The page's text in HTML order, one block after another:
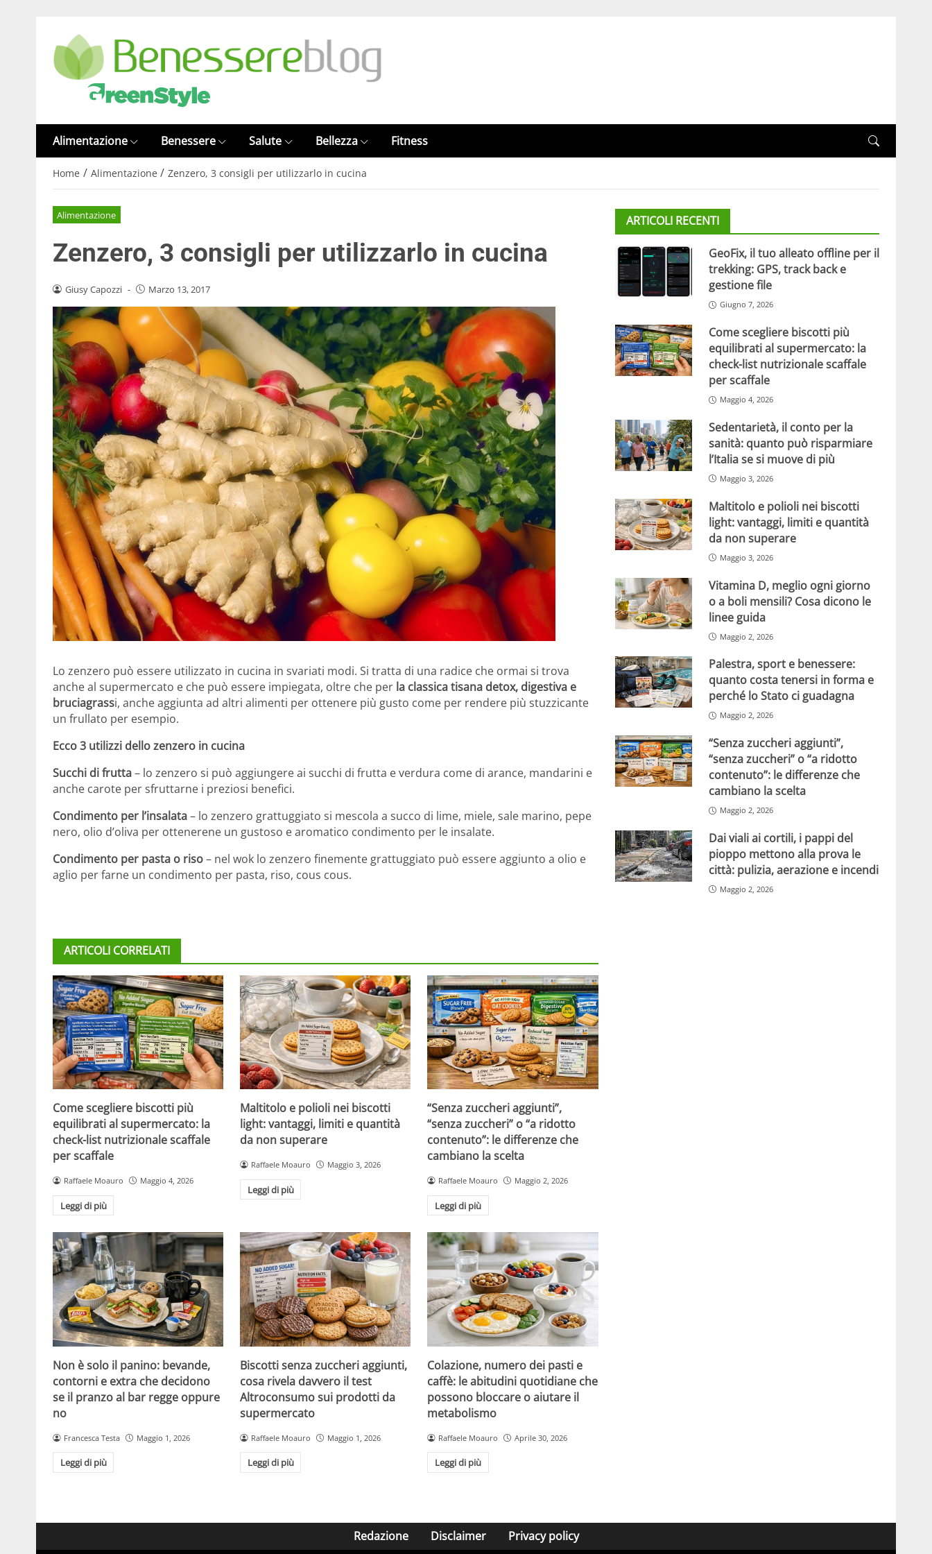
Alimentazione Benessere Salute Bellezza Fitness
Home / Alimentazione / Zenzero, 3 consigli per utilizzarlo in cucina
Alimentazione
Zenzero, 3 consigli per utilizzarlo in cucina
Giusy Capozzi - Marzo 13, 2017
Lo zenzero può essere utilizzato in cucina in svariati modi. Si tratta di una radice che ormai si trova
anche al supermercato e che può essere impiegata, oltre che per la classica tisana detox, digestiva e
bruciagrassi, anche aggiunta ad altri alimenti per ottenere più gusto come per rendere più stuzzicante
un frullato per esempio.
Ecco 3 utilizzi dello zenzero in cucina
Succhi di frutta– lo zenzero si può aggiungere ai succhi di frutta e verdura come di arance, mandarini e
anche carote per sfruttarne i preziosi benefici.
Condimento per l’insalata– lo zenzero grattuggiato si mescola a succo di lime, miele, sale marino, pepe
nero, olio d’oliva per ottenerene un gustoso e aromatico condimento per le insalate.
Condimento per pasta o riso– nel wok lo zenzero finemente grattuggiato può essere aggiunto a olio e
aglio per farne un condimento per pasta, riso, cous cous.
ARTICOLI CORRELATI
Come scegliere biscotti più
equilibrati al supermercato: la
check-list nutrizionale scaffale
per scaffale
Raffaele Moauro Maggio 4, 2026
Leggi di più
Maltitolo e polioli nei biscotti
light: vantaggi, limiti e quantità
da non superare
Raffaele Moauro Maggio 3, 2026
Leggi di più
“Senza zuccheri aggiunti”,
“senza zuccheri” o “a ridotto
contenuto”: le differenze che
cambiano la scelta
Raffaele Moauro Maggio 2, 2026
Leggi di più
Non è solo il panino: bevande,
contorni e extra che decidono
se il pranzo al bar regge oppure
no
Francesca Testa Maggio 1, 2026
Leggi di più
Biscotti senza zuccheri aggiunti,
cosa rivela davvero il test
Altroconsumo sui prodotti da
supermercato
Raffaele Moauro Maggio 1, 2026
Leggi di più
Colazione, numero dei pasti e
caffè: le abitudini quotidiane che
possono bloccare o aiutare il
metabolismo
Raffaele Moauro Aprile 30, 2026
Leggi di più
ARTICOLI RECENTI
GeoFix, il tuo alleato offline per il
trekking: GPS, track back e
gestione file
Giugno 7, 2026
Come scegliere biscotti più
equilibrati al supermercato: la
check-list nutrizionale scaffale
per scaffale
Maggio 4, 2026
Sedentarietà, il conto per la
sanità: quanto può risparmiare
l’Italia se si muove di più
Maggio 3, 2026
Maltitolo e polioli nei biscotti
light: vantaggi, limiti e quantità
da non superare
Maggio 3, 2026
Vitamina D, meglio ogni giorno
o a boli mensili? Cosa dicono le
linee guida
Maggio 2, 2026
Palestra, sport e benessere:
quanto costa tenersi in forma e
perché lo Stato ci guadagna
Maggio 2, 2026
“Senza zuccheri aggiunti”,
“senza zuccheri” o “a ridotto
contenuto”: le differenze che
cambiano la scelta
Maggio 2, 2026
Dai viali ai cortili, i pappi del
pioppo mettono alla prova le
città: pulizia, aerazione e incendi
Maggio 2, 2026
Redazione Disclaimer Privacy policy